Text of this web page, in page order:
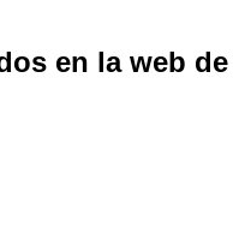
en la web